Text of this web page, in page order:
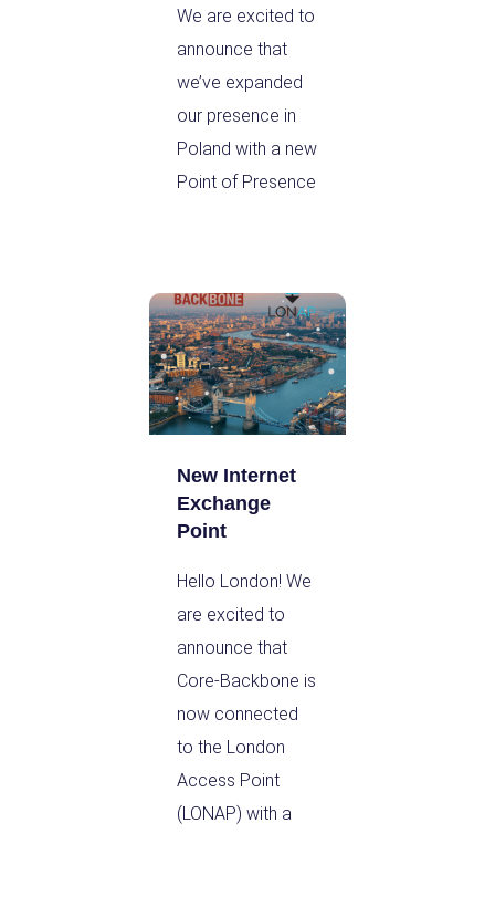
We are excited to
announce that
we’ve expanded
our presence in
Poland with a new
Point of Presence
New Internet
Exchange
Point
Hello London! We
are excited to
announce that
Core-Backbone is
now connected
to the London
Access Point
(LONAP) with a